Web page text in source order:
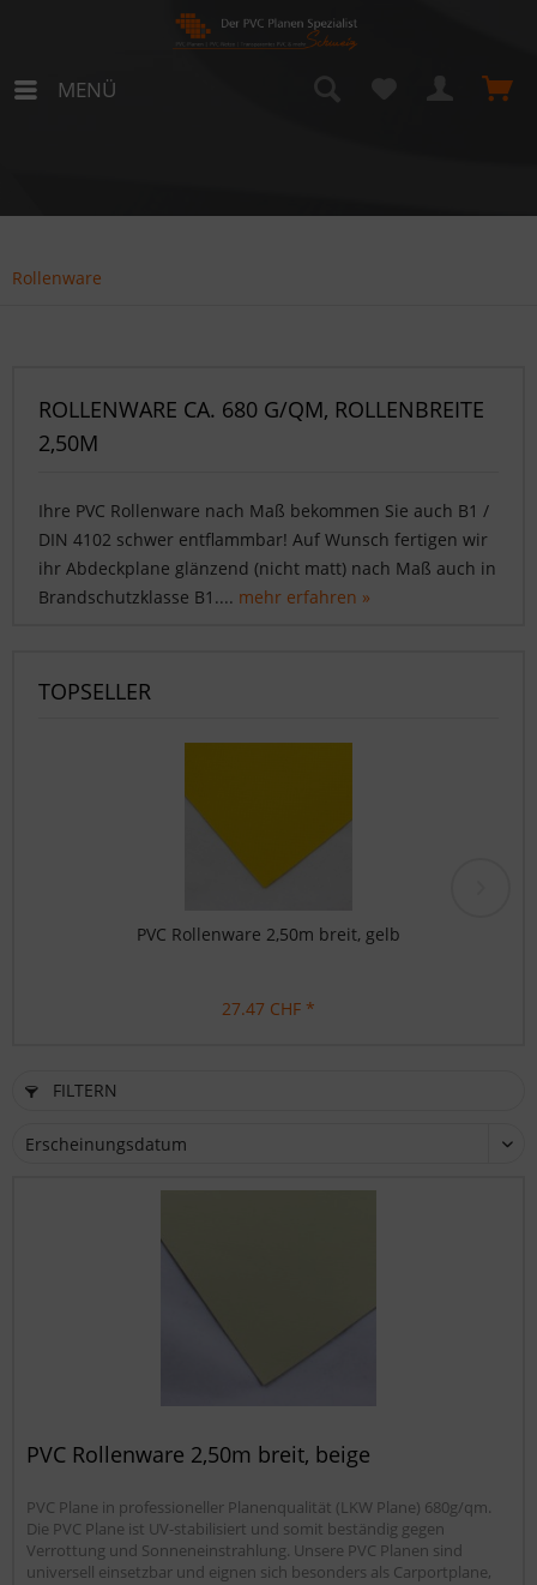
MENÜ
Rollenware
ROLLENWARE CA. 680 G/QM, ROLLENBREITE
2,50M
Ihre PVC Rollenware nach Maß bekommen Sie auch B1 /
DIN 4102 schwer entflammbar! Auf Wunsch fertigen wir
ihr Abdeckplane glänzend (nicht matt) nach Maß auch in
Brandschutzklasse B1.... mehr erfahren »
TOPSELLER
PVC Rollenware 2,50m breit, gelb
27.47 CHF *
FILTERN
PVC Rollenware 2,50m breit, beige
PVC Plane in professioneller Planenqualität (LKW Plane) 680g/qm.
Die PVC Plane ist UV-stabilisiert und somit beständig gegen
Verrottung und Sonneneinstrahlung. Unsere PVC Planen sind
universell einsetzbar und eignen sich besonders als Carportplane,